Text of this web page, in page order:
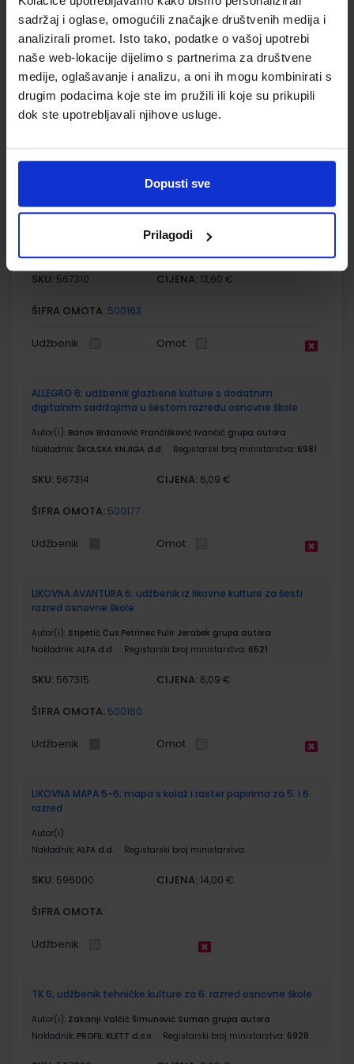
sadržaj i oglase, omogućili značajke društvenih medija i
analizirali promet. Isto tako, podatke o vašoj upotrebi
naše web-lokacije dijelimo s partnerima za društvene
medije, oglašavanje i analizu, a oni ih mogu kombinirati s
drugim podacima koje ste im pružili ili koje su prikupili
dok ste upotrebljavali njihove usluge.
Dopusti sve
Prilagodi
Autor(i): Željko Brdal Margita Madunić Kaniški Toni Rajković
Nakladnik:ŠKOLSKA KNJIGA d.d. Registarski broj ministarstva:7040
SKU:567309 CIJENA:12,18 €
ŠIFRA OMOTA:500163
KLIO 6; radna bilježnica za povijest u šestom razredu
ŠKOLSKA KNJIGA d.d.
Registarski broj ministarstva:
SKU: 567310 CIJENA: 13,60 €
ŠIFRA OMOTA: 500163
Udžbenik Omot
ALLEGRO 6; udžbenik glazbene kulture s dodatnim
digitalnim sadržajima u šestom razredu osnovne škole
Autor(i): Banov Brđanović Frančišković Ivančić grupa autora
Nakladnik: ŠKOLSKA KNJIGA d.d. Registarski broj ministarstva: 6981
SKU: 567314 CIJENA: 6,09 €
ŠIFRA OMOTA: 500177
Udžbenik Omot
LIKOVNA AVANTURA 6; udžbenik iz likovne kulture za šesti
razred osnovne škole
Autor(i): Stipetić Čus Petrinec Fulir Jerabek grupa autora
Nakladnik: ALFA d.d. Registarski broj ministarstva: 6521
SKU: 567315 CIJENA: 6,09 €
ŠIFRA OMOTA: 500160
Udžbenik Omot
LIKOVNA MAPA 5-6; mapa s kolaž i raster papirima za 5. i 6.
razred
Autor(i):
Nakladnik: ALFA d.d. Registarski broj ministarstva:
SKU: 596000 CIJENA: 14,00 €
ŠIFRA OMOTA:
Udžbenik
TK 6; udžbenik tehničke kulture za 6. razred osnovne škole
Autor(i): Zakanji Valčić Šimunović Suman grupa autora
Nakladnik: PROFIL KLETT d.o.o. Registarski broj ministarstva: 6928